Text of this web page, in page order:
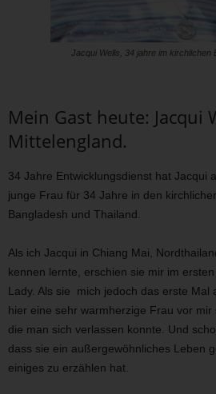
Jacqui Wells, 34 jahre im kirchlichen
Mein Gast heute: Jacqui
Mittelengland.
34 Jahre Entwicklungsdienst hat Jacqui
junge Frau für 34 Jahre in den
Bangladesh und Thailand.
Als ich Jacqui in Chiang Mai,
kennen lernte, erschien sie mir im ersten
Lady. Als sie mich jedoch das erste Mal
hier eine sehr warmherzige Frau vor
die man sich verlassen konnte. Und
dass sie ein außergewöhnliches Leben
einiges zu erzählen hat.